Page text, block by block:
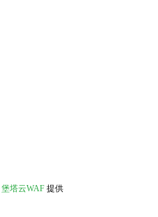
堡塔云WAF 提供